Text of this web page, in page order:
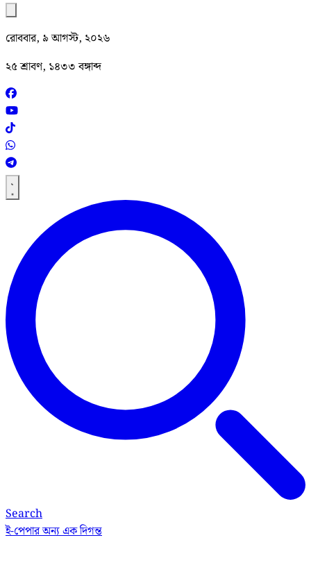
রোববার, ৯ আগস্ট, ২০২৬
২৫ শ্রাবণ, ১৪৩৩ বঙ্গাব্দ
Search
ই-পেপারঅন্য এক দিগন্ত